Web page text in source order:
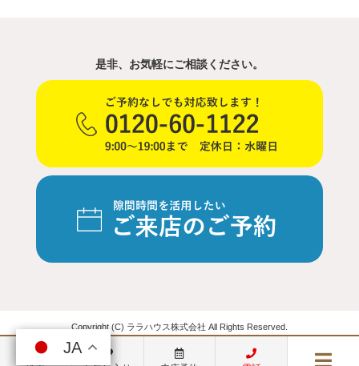
JA
JA
是非、お気軽にご相談ください。
Copyright (C) ララハウス株式会社 All Rights Reserved.
JA
JA